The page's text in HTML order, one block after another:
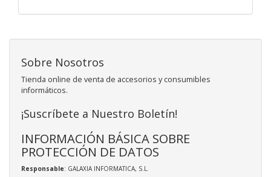
Sobre Nosotros
Tienda online de venta de accesorios y consumibles
informáticos.
¡Suscríbete a Nuestro Boletín!
INFORMACIÓN BÁSICA SOBRE
PROTECCIÓN DE DATOS
Responsable: GALAXIA INFORMATICA, S.L.